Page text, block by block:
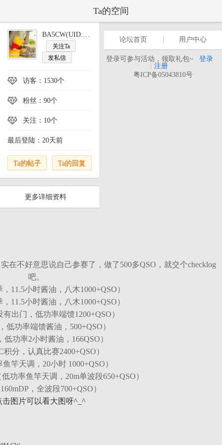
Ta的空间
BA5CW(UID:18170)
关注Ta
发私信
访客：1530个
粉丝：90个
关注：10个
最后登陆：20天前
Ta的帖子 Ta的回复
更多详细资料
在不好意思说自己参赛了，做了500多QSO，就交个checklog
吧。
11.5小时酱油，八木1000+QSO）
11.5小时酱油，八木1000+QSO）
出门，低功率端馈1200+QSO）
低功率端馈酱油，500+QSO）
低功率2小时酱油，166QSO）
分，认真比赛2400+QSO）
竿天调，20小时 1000+QSO）
功率鱼竿天调，20m单波段650+QSO）
，全波段700+QSO）
论坛首页 用户中心
登录可参与活动，领取礼包~
登录
注册
粤ICP备05043810号